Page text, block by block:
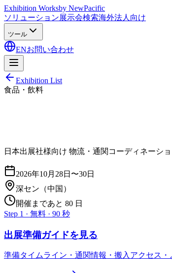
Exhibition Worksby NewPacific
ソリューション展示会検索海外法人向け
ツール
ENお問い合わせ
Exhibition List
食品・飲料
日本出展社様向け 物流・通関コーディネーシ
2026年10月28日〜30日
深セン （中国）
開催まであと 80 日
Step 1 · 無料 · 90 秒
出展準備ガイドを見る
準備タイムライン・通関情報・搬入アクセス